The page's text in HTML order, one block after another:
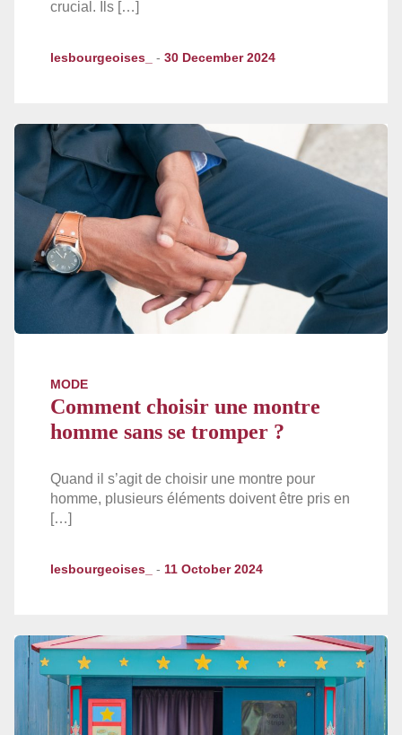
crucial. Ils […]
lesbourgeoises_ - 30 December 2024
MODE
Comment choisir une montre
homme sans se tromper ?
Quand il s’agit de choisir une montre pour
homme, plusieurs éléments doivent être pris en
[…]
lesbourgeoises_ - 11 October 2024